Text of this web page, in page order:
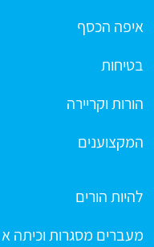
איפה הכסף
בטיחות
הורות וקריירה
המקצוענים
להיות הורים
מעברים מסגרות וכיתה א